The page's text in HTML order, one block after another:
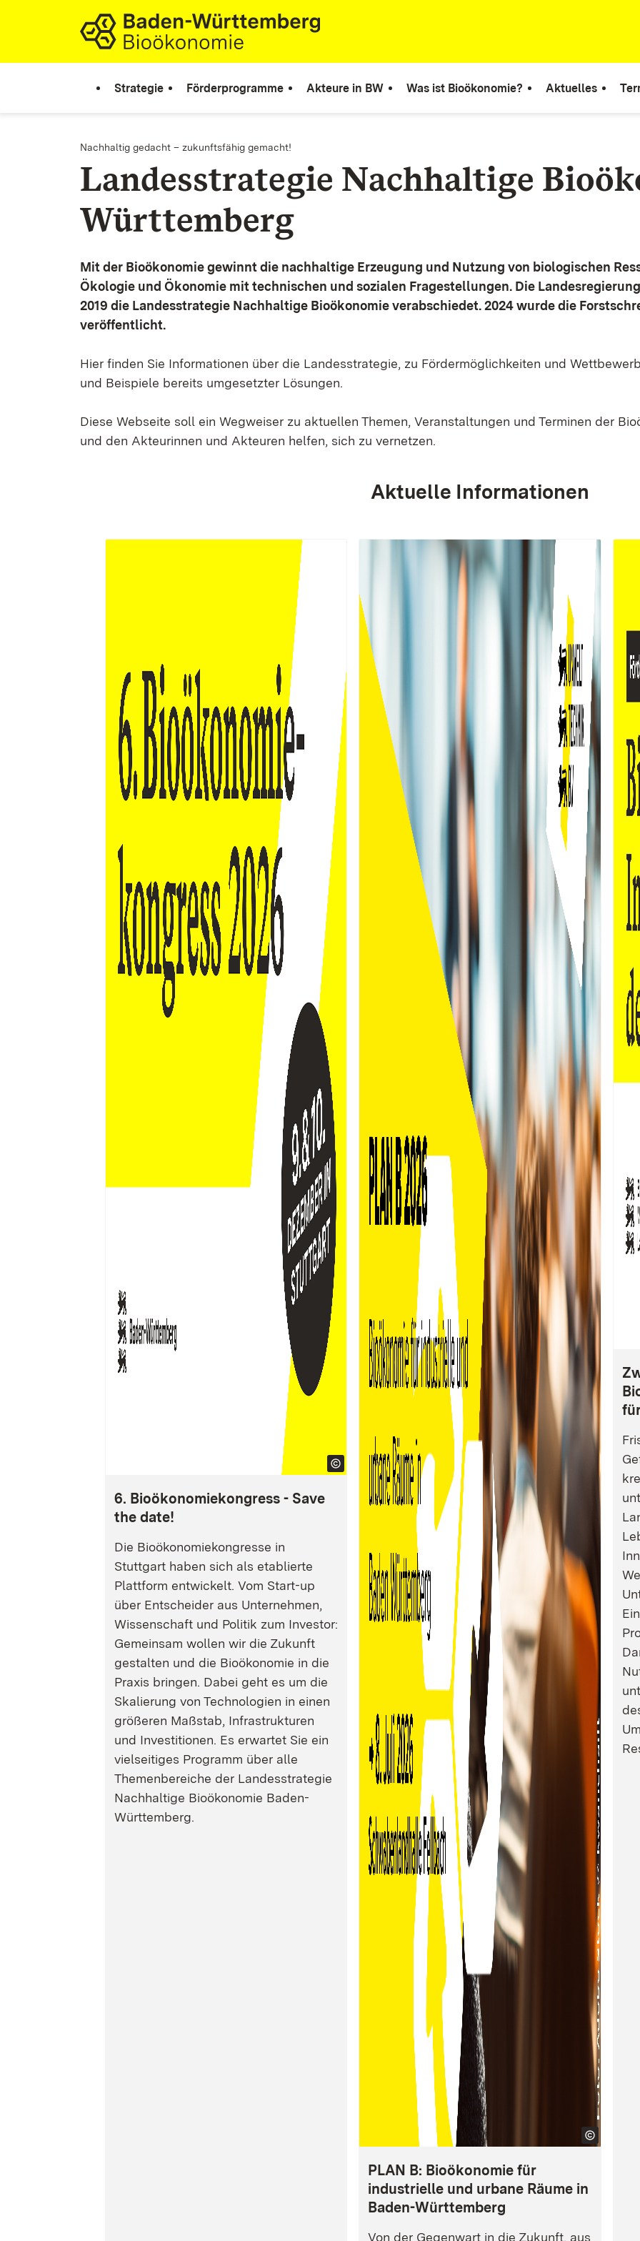
Zum Inhalt springen
Link zur Startseite
Strategie Förderprogramme Akteure in BW Was ist Bioökonomie? Aktuelles
Nachhaltig gedacht – zukunftsfähig gemacht!
Landesstrategie Nachhaltige
Württemberg
Mit der Bioökonomie gewinnt die nachhaltige Erzeugung und Nutzung von biologischen
Ökologie und Ökonomie mit technischen und sozialen Fragestellungen. Die
2019 die Landesstrategie Nachhaltige Bioökonomie verabschiedet. 2024 wurde die
veröffentlicht.
Hier finden Sie Informationen über die Landesstrategie, zu Fördermöglichkeiten und
und Beispiele bereits umgesetzter Lösungen.
Diese Webseite soll ein Wegweiser zu aktuellen Themen, Veranstaltungen und Terminen der
und den Akteurinnen und Akteuren helfen, sich zu vernetzen.
Aktuelle Informationen
6. Bioökonomiekongress - Save
the date!
Die Bioökonomiekongresse in
Stuttgart haben sich als etablierte
Plattform entwickelt. Vom Start-up
über Entscheider aus Unternehmen,
Wissenschaft und Politik zum Investor:
Gemeinsam wollen wir die Zukunft
gestalten und die Bioökonomie in die
Praxis bringen. Dabei geht es um die
Skalierung von Technologien in einen
größeren Maßstab, Infrastrukturen
und Investitionen. Es erwartet Sie ein
vielseitiges Programm über alle
Themenbereiche der Landesstrategie
Nachhaltige Bioökonomie Baden-
Württemberg.
PLAN B: Bioökonomie für
industrielle und urbane Räume in
Baden-Württemberg
Von der Gegenwart in die Zukunft, aus